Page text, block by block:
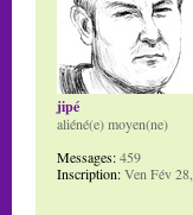
jipé
aliéné(e) moyen(ne)
Messages:459
Inscription:Ven Fév